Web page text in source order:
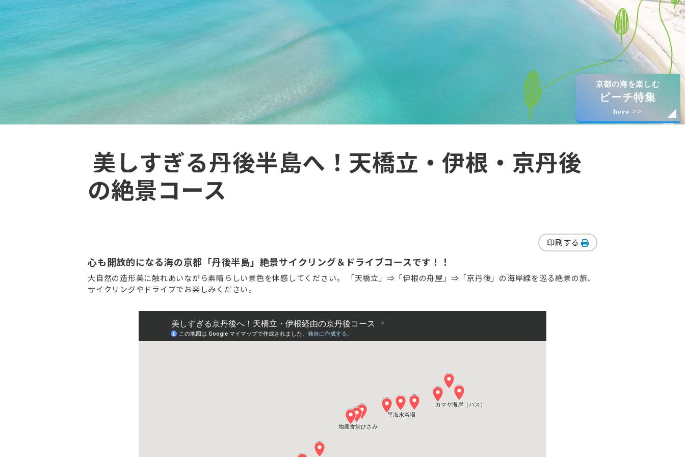
京都の海を楽しむ
ビーチ特集
here >>
美しすぎる丹後半島へ！天橋立・伊根・京丹後
の絶景コース
印刷する
心も開放的になる海の京都「丹後半島」絶景サイクリング＆ドライブコースです！！
大自然の造形美に触れあいながら素晴らしい景色を体感してください。 「天橋立」⇒「伊根の舟屋」⇒「京丹後」の海岸線を巡る絶景の旅、
サイクリングやドライブでお楽しみください。